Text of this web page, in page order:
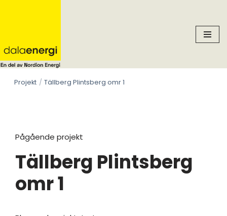
content
Projekt Tällberg Plintsberg omr 1
Pågående projekt
Tällberg Plintsberg
omr 1